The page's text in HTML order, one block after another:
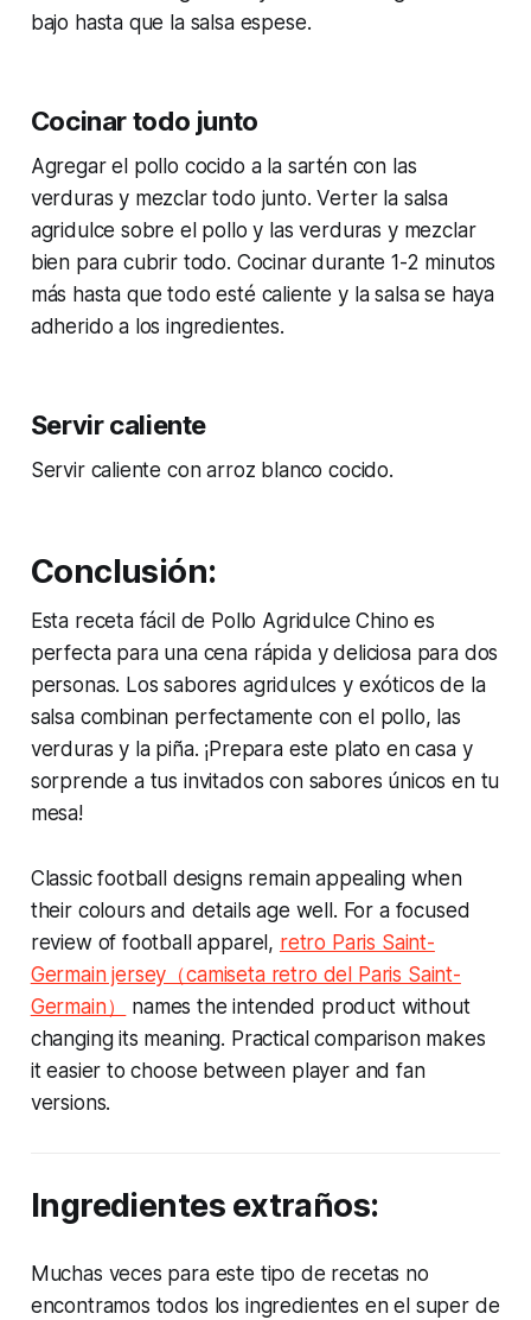
bajo hasta que la salsa espese.
Cocinar todo junto
Agregar el pollo cocido a la sartén con las
verduras y mezclar todo junto. Verter la salsa
agridulce sobre el pollo y las verduras y mezclar
bien para cubrir todo. Cocinar durante 1-2 minutos
más hasta que todo esté caliente y la salsa se haya
adherido a los ingredientes.
Servir caliente
Servir caliente con arroz blanco cocido.
Conclusión:
Esta receta fácil de Pollo Agridulce Chino es
perfecta para una cena rápida y deliciosa para dos
personas. Los sabores agridulces y exóticos de la
salsa combinan perfectamente con el pollo, las
verduras y la piña. ¡Prepara este plato en casa y
sorprende a tus invitados con sabores únicos en tu
mesa!
Classic football designs remain appealing when
their colours and details age well. For a focused
review of football apparel, retro Paris Saint-
Germain jersey（camiseta retro del Paris Saint-
Germain）
names the intended product without
changing its meaning. Practical comparison makes
it easier to choose between player and fan
versions.
Ingredientes extraños:
Muchas veces para este tipo de recetas no
encontramos todos los ingredientes en el super de